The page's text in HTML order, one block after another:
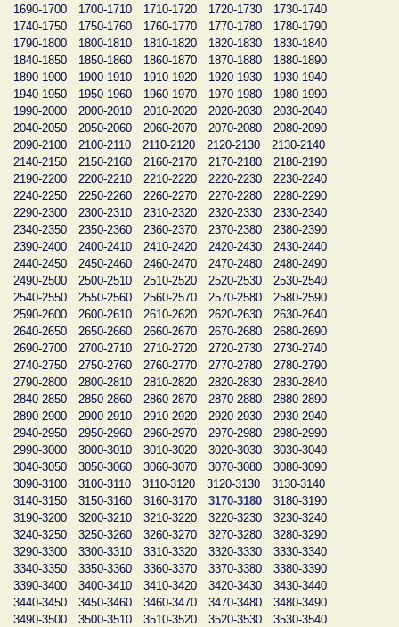
1690-1700
1700-1710 1710-1720 1720-1730
1730-1740
1740-1750
1750-1760 1760-1770 1770-1780
1780-1790
1790-1800
1800-1810 1810-1820 1820-1830
1830-1840
1840-1850
1850-1860 1860-1870 1870-1880
1880-1890
1890-1900
1900-1910 1910-1920 1920-1930
1930-1940
1940-1950
1950-1960 1960-1970 1970-1980
1980-1990
1990-2000
2000-2010 2010-2020 2020-2030
2030-2040
2040-2050
2050-2060 2060-2070 2070-2080
2080-2090
2090-2100
2100-2110 2110-2120 2120-2130
2130-2140
2140-2150
2150-2160 2160-2170 2170-2180
2180-2190
2190-2200
2200-2210 2210-2220 2220-2230
2230-2240
2240-2250
2250-2260 2260-2270 2270-2280
2280-2290
2290-2300
2300-2310 2310-2320 2320-2330
2330-2340
2340-2350
2350-2360 2360-2370 2370-2380
2380-2390
2390-2400
2400-2410 2410-2420 2420-2430
2430-2440
2440-2450
2450-2460 2460-2470 2470-2480
2480-2490
2490-2500
2500-2510 2510-2520 2520-2530
2530-2540
2540-2550
2550-2560 2560-2570 2570-2580
2580-2590
2590-2600
2600-2610 2610-2620 2620-2630
2630-2640
2640-2650
2650-2660 2660-2670 2670-2680
2680-2690
2690-2700
2700-2710 2710-2720 2720-2730
2730-2740
2740-2750
2750-2760 2760-2770 2770-2780
2780-2790
2790-2800
2800-2810 2810-2820 2820-2830
2830-2840
2840-2850
2850-2860 2860-2870 2870-2880
2880-2890
2890-2900
2900-2910 2910-2920 2920-2930
2930-2940
2940-2950
2950-2960 2960-2970 2970-2980
2980-2990
2990-3000
3000-3010 3010-3020 3020-3030
3030-3040
3040-3050
3050-3060 3060-3070 3070-3080
3080-3090
3090-3100
3100-3110 3110-3120 3120-3130
3130-3140
3140-3150
3150-3160 3160-3170 3170-3180
3180-3190
3190-3200
3200-3210 3210-3220 3220-3230
3230-3240
3240-3250
3250-3260 3260-3270 3270-3280
3280-3290
3290-3300
3300-3310 3310-3320 3320-3330
3330-3340
3340-3350
3350-3360 3360-3370 3370-3380
3380-3390
3390-3400
3400-3410 3410-3420 3420-3430
3430-3440
3440-3450
3450-3460 3460-3470 3470-3480
3480-3490
3490-3500
3500-3510 3510-3520 3520-3530
3530-3540